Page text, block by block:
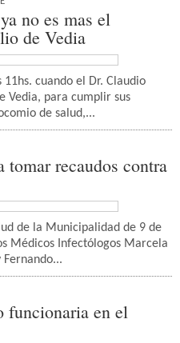
no es mas el
de Vedia
cuando el Dr. Claudio
Vedia, para cumplir sus
de salud,...
recaudos contra
de la Municipalidad de 9 de
Médicos Infectólogos Marcela
Fernando...
funcionaria en el